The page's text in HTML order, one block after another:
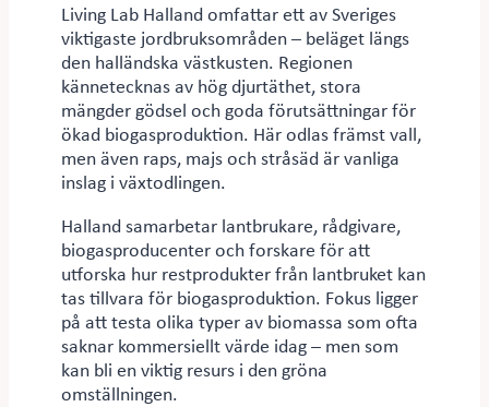
Living Lab Halland omfattar ett av Sveriges
viktigaste jordbruksområden – beläget längs
den halländska västkusten. Regionen
kännetecknas av hög djurtäthet, stora
mängder gödsel och goda förutsättningar för
ökad biogasproduktion. Här odlas främst vall,
men även raps, majs och stråsäd är vanliga
inslag i växtodlingen.
Halland samarbetar lantbrukare, rådgivare,
biogasproducenter och forskare för att
utforska hur restprodukter från lantbruket kan
tas tillvara för biogasproduktion. Fokus ligger
på att testa olika typer av biomassa som ofta
saknar kommersiellt värde idag – men som
kan bli en viktig resurs i den gröna
omställningen.